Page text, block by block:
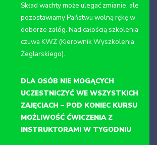
Skład wachty może ulegać zmianie, ale
pozostawiamy Państwu wolną rękę w
doborze załóg. Nad całością szkolenia
czuwa KWŻ (Kierownik Wyszkolenia
Żeglarskiego).
DLA OSÓB NIE MOGĄCYCH
UCZESTNICZYĆ WE WSZYSTKICH
ZAJĘCIACH – POD KONIEC KURSU
MOŻLIWOŚĆ ĆWICZENIA Z
INSTRUKTORAMI W TYGODNIU